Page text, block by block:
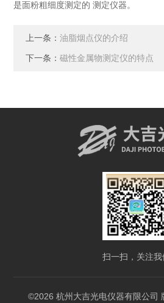
是面粉粗细度测定的 测定仪器。
上一条：油脂烟点仪的介绍
下一条：磁性金属物测定仪的特点
扫一扫，关注我
©2026 杭州大吉光电仪器有限公司